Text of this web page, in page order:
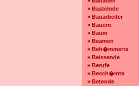
» Bastelnde
» Bauarbeiter
» Bauern
» Baum
» Beamen
» Beh�mmerte
» Beissende
» Berufe
» Besch�mte
» Betende